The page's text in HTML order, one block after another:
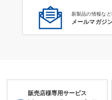
新製品の情報な
メールマガジ
販売店様専用サービス